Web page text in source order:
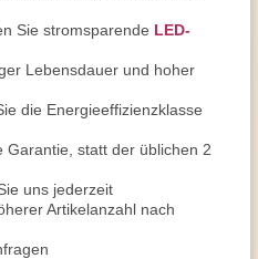
Sie stromsparende LED-
Lebensdauer und hoher
die Energieeffizienzklasse
Garantie, statt der üblichen 2
uns jederzeit
Artikelanzahl nach